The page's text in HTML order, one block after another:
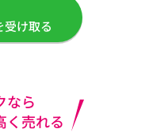
受け取る
なら
く売れる